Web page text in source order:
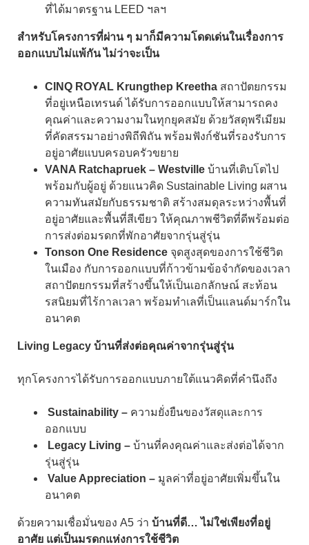
ที่ได้มาตรฐาน LEED ฯลฯ
สำหรับโครงการที่ผ่าน ๆ มาก็มีความโดดเด่นในเรื่องการ
ออกแบบไม่แพ้กัน ไม่ว่าจะเป็น
CINQ ROYAL Krungthep Kreetha สถาปัตยกรรม
ที่อยู่เหนือเทรนด์ ได้รับการออกแบบให้สามารถคง
คุณค่าและความงามในทุกยุคสมัย ด้วยวัสดุพรีเมียม
ที่คัดสรรมาอย่างพิถีพิถัน พร้อมฟังก์ชันที่รองรับการ
อยู่อาศัยแบบครอบครัวขยาย
VANA Ratchapruek – Westville บ้านที่เติบโตไป
พร้อมกับผู้อยู่ ด้วยแนวคิด Sustainable Living ผสาน
ความทันสมัยกับธรรมชาติ สร้างสมดุลระหว่างพื้นที่
อยู่อาศัยและพื้นที่สีเขียว ให้คุณภาพชีวิตที่ดีพร้อมต่อ
การส่งต่อมรดกที่พักอาศัยจากรุ่นสู่รุ่น
Tonson One Residence จุดสูงสุดของการใช้ชีวิต
ในเมือง กับการออกแบบที่ก้าวข้ามข้อจำกัดของเวลา
สถาปัตยกรรมที่สร้างขึ้นให้เป็นเอกลักษณ์ สะท้อน
รสนิยมที่ไร้กาลเวลา พร้อมทำเลที่เป็นแลนด์มาร์กใน
อนาคต
Living Legacy บ้านที่ส่งต่อคุณค่าจากรุ่นสู่รุ่น
ทุกโครงการได้รับการออกแบบภายใต้แนวคิดที่คำนึงถึง
Sustainability – ความยั่งยืนของวัสดุและการ
ออกแบบ
Legacy Living – บ้านที่คงคุณค่าและส่งต่อได้จาก
รุ่นสู่รุ่น
Value Appreciation – มูลค่าที่อยู่อาศัยเพิ่มขึ้นใน
อนาคต
ด้วยความเชื่อมั่นของ A5 ว่า บ้านที่ดี… ไม่ใช่เพียงที่อยู่
อาศัย แต่เป็นมรดกแห่งการใช้ชีวิต